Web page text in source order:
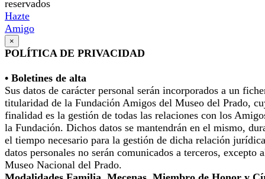
reservados
Hazte
Amigo
×
POLÍTICA DE PRIVACIDAD
• Boletines de alta
Sus datos de carácter personal serán incorporados a un
titularidad de la Fundación Amigos del Museo del Prado,
finalidad es la gestión de todas las relaciones con los
la Fundación. Dichos datos se mantendrán en el mismo,
el tiempo necesario para la gestión de dicha relación
datos personales no serán comunicados a terceros, excepto
Museo Nacional del Prado.